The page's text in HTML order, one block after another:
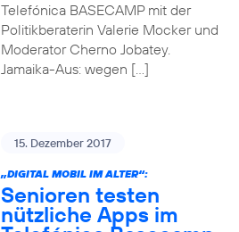
Telefónica BASECAMP mit der
Politikberaterin Valerie Mocker und
Moderator Cherno Jobatey.
Jamaika-Aus: wegen […]
15. Dezember 2017
„DIGITAL MOBIL IM ALTER“:
Senioren testen
nützliche Apps im